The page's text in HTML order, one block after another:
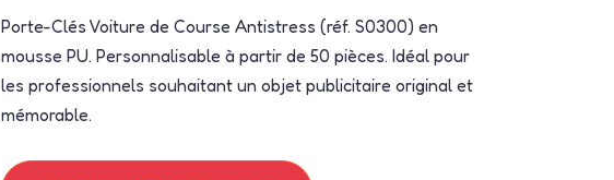
Porte-Clés Voiture de Course Antistress (réf. S0300) en
mousse PU. Personnalisable à partir de 50 pièces. Idéal pour
les professionnels souhaitant un objet publicitaire original et
mémorable.